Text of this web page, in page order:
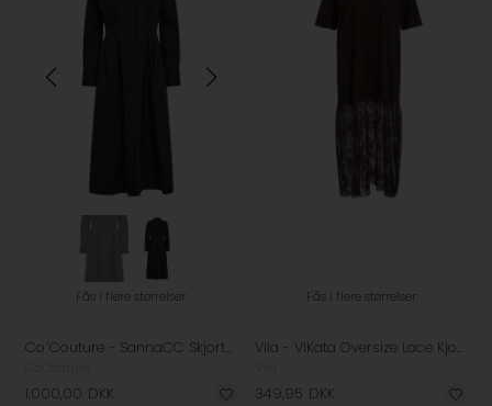
Fås i flere størrelser
Co´Couture - SannaCC Skjorte Kjole - Navy
1.000,00 DKK
Fås i flere størrelser
Vila - VIKata Oversize Lace Kjole - Coffee Bean
349,95 DKK